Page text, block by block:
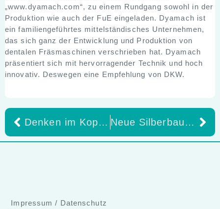
„www.dyamach.com“, zu einem Rundgang sowohl in der
Produktion wie auch der FuE eingeladen. Dyamach ist
ein familiengeführtes mittelständisches Unternehmen,
das sich ganz der Entwicklung und Produktion von
dentalen Fräsmaschinen verschrieben hat. Dyamach
präsentiert sich mit hervorragender Technik und hoch
innovativ. Deswegen eine Empfehlung von DKW.
Denken im Kopf des Kunden Neue Silberbauer Event Lounge in Hamburg Einzigartige Veranstaltungsperle für unvergessliche Fortbildungen
Impressum / Datenschutz